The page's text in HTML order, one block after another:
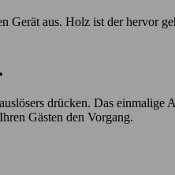
Gerät aus. Holz ist der hervor
drücken. Das
Gästen den Vorgang.